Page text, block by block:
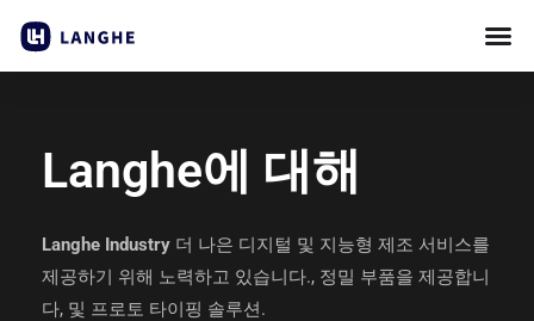
츠
Langhe에 대해
Langhe Industry 더 나은 디지털 및 지능형 제조 서비스를
제공하기 위해 노력하고 있습니다., 정밀 부품을 제공합니
다, 및 프로토 타이핑 솔루션.